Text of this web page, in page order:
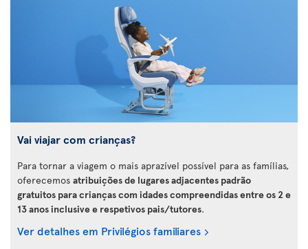
Vai viajar com crianças?
Para tornar a viagem o mais aprazível possível para as famílias,
oferecemos atribuições de lugares adjacentes padrão
gratuitos para crianças com idades compreendidas entre os 2 e
13 anos inclusive e respetivos pais/tutores.
Ver detalhes em Privilégios familiares